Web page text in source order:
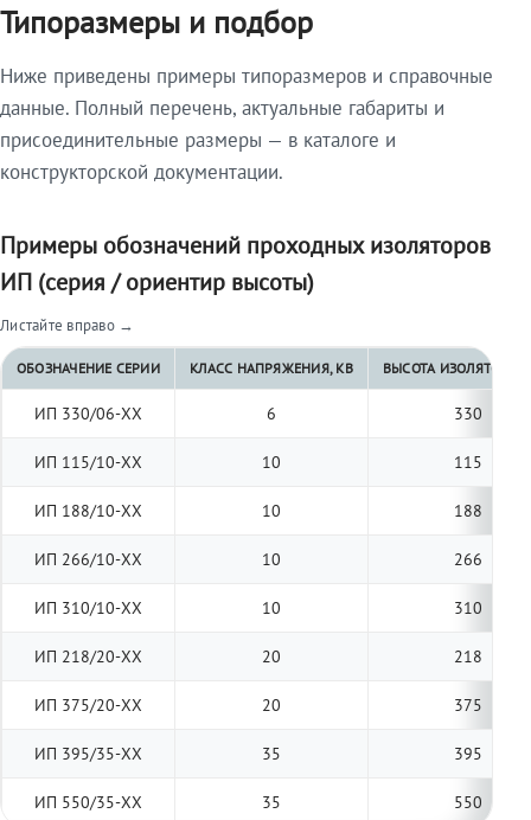
Типоразмеры и подбор
Ниже приведены примеры типоразмеров и справочные
данные. Полный перечень, актуальные габариты и
присоединительные размеры — в каталоге и
конструкторской документации.
Примеры обозначений проходных изоляторов
ИП (серия / ориентир высоты)
Листайте вправо →
ОБОЗНАЧЕНИЕ СЕРИИ КЛАСС НАПРЯЖЕНИЯ, КВ ВЫСОТА ИЗОЛЯТОРА,
ИП 330/06-ХХ 6 330
ИП 115/10-ХХ 10 115
ИП 188/10-ХХ 10 188
ИП 266/10-ХХ 10 266
ИП 310/10-ХХ 10 310
ИП 218/20-ХХ 20 218
ИП 375/20-ХХ 20 375
ИП 395/35-ХХ 35 395
ИП 550/35-ХХ 35 550